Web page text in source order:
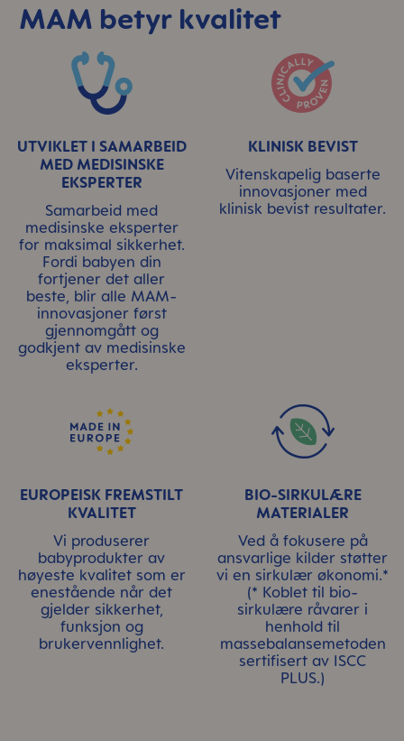
Skip MAM Means Quality Icon Bar
MAM betyr kvalitet
UTVIKLET I SAMARBEID
MED MEDISINSKE
EKSPERTER
Samarbeid med
medisinske eksperter
for maksimal sikkerhet.
Fordi babyen din
fortjener det aller
beste, blir alle MAM-
innovasjoner først
gjennomgått og
godkjent av medisinske
eksperter.
KLINISK BEVIST
Vitenskapelig baserte
innovasjoner med
klinisk bevist resultater.
EUROPEISK FREMSTILT
KVALITET
Vi produserer
babyprodukter av
høyeste kvalitet som er
enestående når det
gjelder sikkerhet,
funksjon og
brukervennlighet.
BIO-SIRKULÆRE
MATERIALER
Ved å fokusere på
ansvarlige kilder støtter
vi en sirkulær økonomi.*
(* Koblet til bio-
sirkulære råvarer i
henhold til
massebalansemetoden
sertifisert av ISCC
PLUS.)